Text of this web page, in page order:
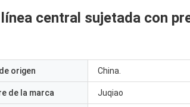
central sujetada con
origen China.
de la marca Juqiao